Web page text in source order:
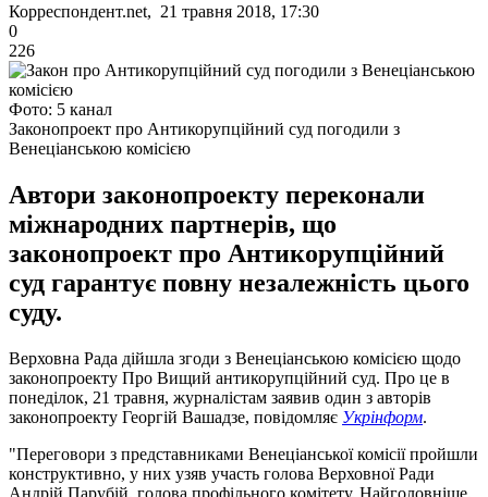
Корреспондент.net, 21 травня 2018, 17:30
0
226
Фото: 5 канал
Законопроект про Антикорупційний суд погодили з
Венеціанською комісією
Автори законопроекту переконали
міжнародних партнерів, що
законопроект про Антикорупційний
суд гарантує повну незалежність цього
суду.
Верховна Рада дійшла згоди з Венеціанською комісією щодо
законопроекту Про Вищий антикорупційний суд. Про це в
понеділок, 21 травня, журналістам заявив один з авторів
законопроекту Георгій Вашадзе, повідомляє Укрінформ.
"Переговори з представниками Венеціанської комісії пройшли
конструктивно, у них узяв участь голова Верховної Ради
Андрій Парубій, голова профільного комітету. Найголовніше,